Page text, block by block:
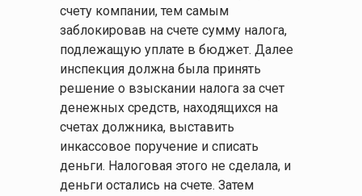
счету компании, тем самым
заблокировав на счете сумму налога,
подлежащую уплате в бюджет. Далее
инспекция должна была принять
решение о взыскании налога за счет
денежных средств, находящихся на
счетах должника, выставить
инкассовое поручение и списать
деньги. Налоговая этого не сделала, и
деньги остались на счете. Затем